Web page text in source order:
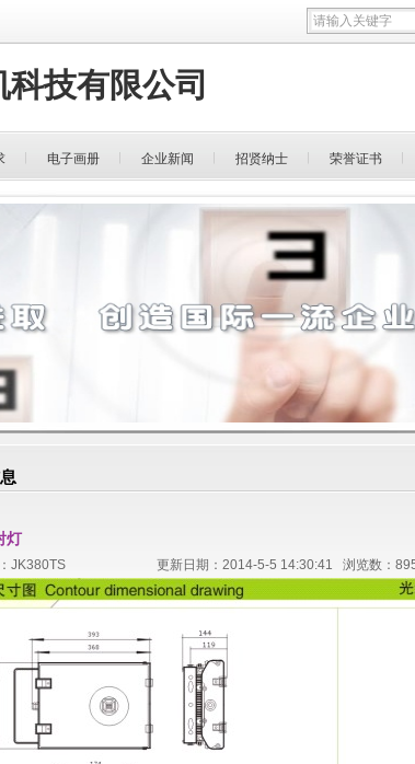
技有限公司
电子画册 企业新闻 招贤纳士 荣誉证书
灯
JK380TS 更新日期：2014-5-5 14:30:41 浏览数：